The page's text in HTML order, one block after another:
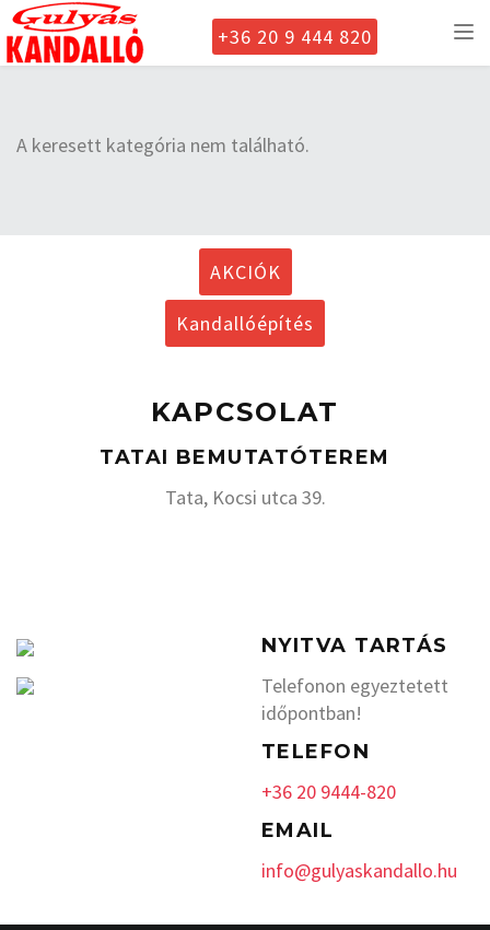
+36 20 9 444 820
A keresett kategória nem található.
AKCIÓK
Kandallóépítés
KAPCSOLAT
TATAI BEMUTATÓTEREM
Tata, Kocsi utca 39.
NYITVA TARTÁS
Telefonon egyeztetett
időpontban!
TELEFON
+36 20 9444-820
EMAIL
info@gulyaskandallo.hu